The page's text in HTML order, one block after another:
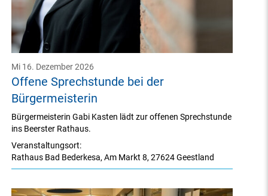
Offene Sprechstunde bei der
Bürgermeisterin
Mi 16. Dezember 2026
Veranstaltungsort:
Rathaus Bad Bederkesa,Am Markt 8,27624 Geestland
Bürgermeisterin Gabi Kasten lädt zur offenen Sprechstunde
ins Beerster Rathaus.